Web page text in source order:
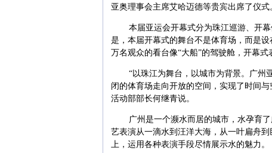
亚奥理事会主席艾哈迈德等贵宾出席了仪式
本届亚运会开幕式分为珠江巡游、开
是，本届开幕式的舞台不是体育场，而是
万名观众的看台像“大船”的驾驶舱，开幕式
“以珠江为舞台，以城市为背景。广州
闭的体育场走向开放的空间，实现了时间
活动部部长何继青说。
广州是一个濒水而居的城市，水孕育
艺表演从一滴水到汪洋大海，从一叶扁舟
上，运用各种表演手段尽情展示水的魅力。